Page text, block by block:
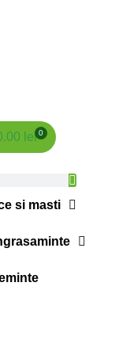
lei 0
si masti